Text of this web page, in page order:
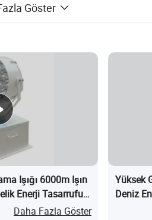
şekilde artırmalıdır.
gereksinimler (her şey
genel boyut) giderek
bu zorlu ortamlarda,
ortamda çalışabilecek bir
çok daha zor hale
en zorlu endüstriyel
şekilde nasıl
Göster
Işığı 6000m Işın
Enerji Tasarrufu
ve Liman
Daha Fazla Göster
Yüksek
Deniz